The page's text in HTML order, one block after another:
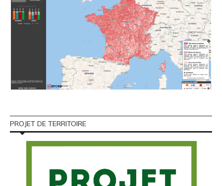
PROJET DE TERRITOIRE